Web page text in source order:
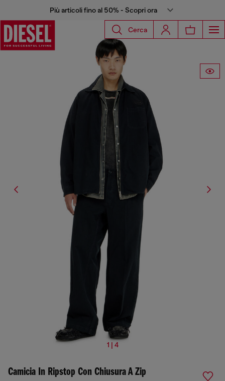
Più articoli fino al 50% - Scopri ora
Cerca
1 | 4
Camicia In Ripstop Con Chiusura A Zip